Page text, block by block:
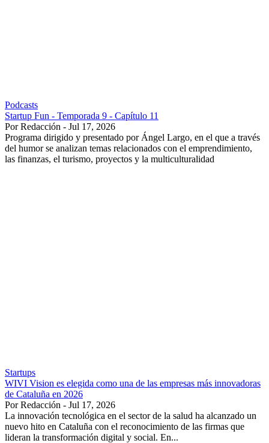
Podcasts
Startup Fun - Temporada 9 - Capítulo 11
Por Redacción - Jul 17, 2026
Programa dirigido y presentado por Ángel Largo, en el que a través
del humor se analizan temas relacionados con el emprendimiento,
las finanzas, el turismo, proyectos y la multiculturalidad
Startups
WIVI Vision es elegida como una de las empresas más innovadoras
de Cataluña en 2026
Por Redacción - Jul 17, 2026
La innovación tecnológica en el sector de la salud ha alcanzado un
nuevo hito en Cataluña con el reconocimiento de las firmas que
lideran la transformación digital y social. En...